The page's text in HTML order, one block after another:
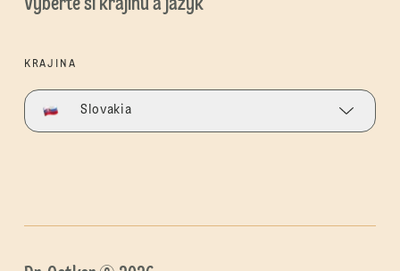
Vyberte si krajinu a jazyk
KRAJINA
Slovakia